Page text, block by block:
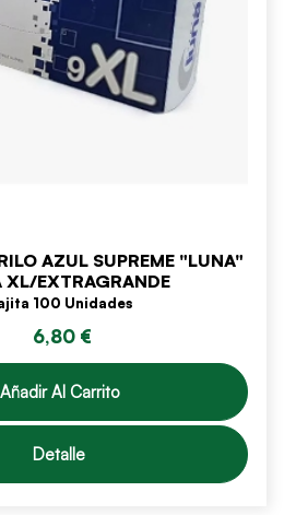
AZUL SUPREME "LUNA"
XL/EXTRAGRANDE
100 Unidades
6,80 €
Añadir Al Carrito
Detalle